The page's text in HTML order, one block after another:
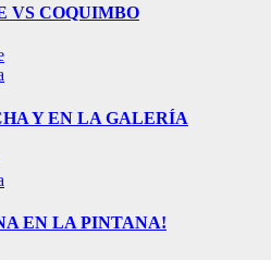
VS COQUIMBO
Y EN LA GALERÍA
EN LA PINTANA!